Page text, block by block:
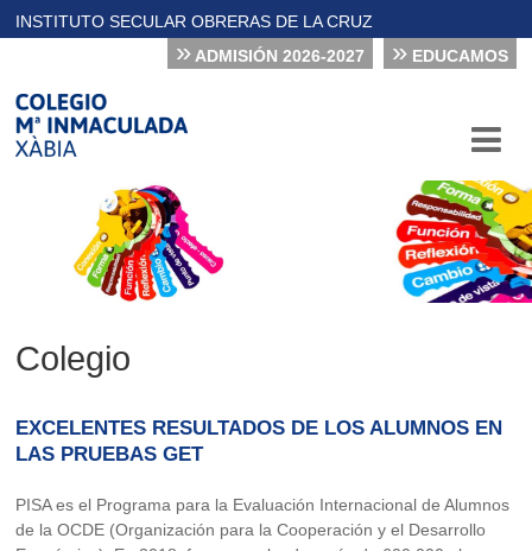
INSTITUTO SECULAR OBRERAS DE LA CRUZ
» ADMISIÓN 2026-2027 » EDUCAMOS
Colegio
EXCELENTES RESULTADOS DE LOS ALUMNOS EN
LAS PRUEBAS GET
PISA es el Programa para la Evaluación Internacional de Alumnos
de la OCDE (Organización para la Cooperación y el Desarrollo